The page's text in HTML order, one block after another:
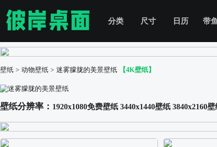
分类 尺寸 日历 带
壁纸 > 动物壁纸 > 迷雾朦胧的美景壁纸 【4K壁纸】
壁纸分辨率： 1920x1080免费壁纸 3440x1440壁纸 3840x2160壁